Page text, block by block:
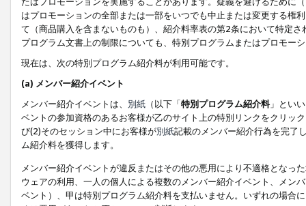
はプロモーションの全部または一部をいつでも中止または変更する権
て（商品購入を含まないものも）、紹介料率表の第2条において特定
プログラム文書上の制限についても、特別プログラムまたはプロモー
現在は、次の特別プログラム紹介料が利用可能です。
(a) メンバー紹介イベント
メンバー紹介イベントは、 別紙 （以下「特別プログラム紹介料」とい
ベントの参加資格のあるお客様が乙のサイト上の特別リンクをクリッ
び(2)そのセッション中にお客様が別紙記載のメンバー紹介行為を完了
ム紹介料を獲得します。
メンバー紹介イベントが違反またはその他の悪用により不適格となっ
ウェアの利用、一人の個人による複数のメンバー紹介イベント、メン
ベント）、甲は特別プログラム紹介料を支払いません。いずれの場合